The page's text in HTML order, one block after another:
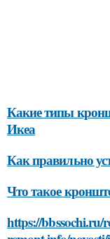
Какие типы
Икеа
Как правильно
Что такое
https://